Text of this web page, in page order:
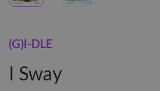
(G)I-DLE
I Sway